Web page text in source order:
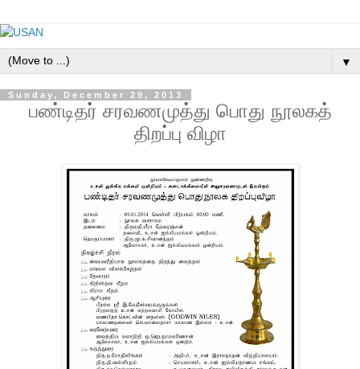
▼
Sunday, December 29, 2013
பண்டிதர் சரவணமுத்து பொது நூலகத்
திறப்பு விழா